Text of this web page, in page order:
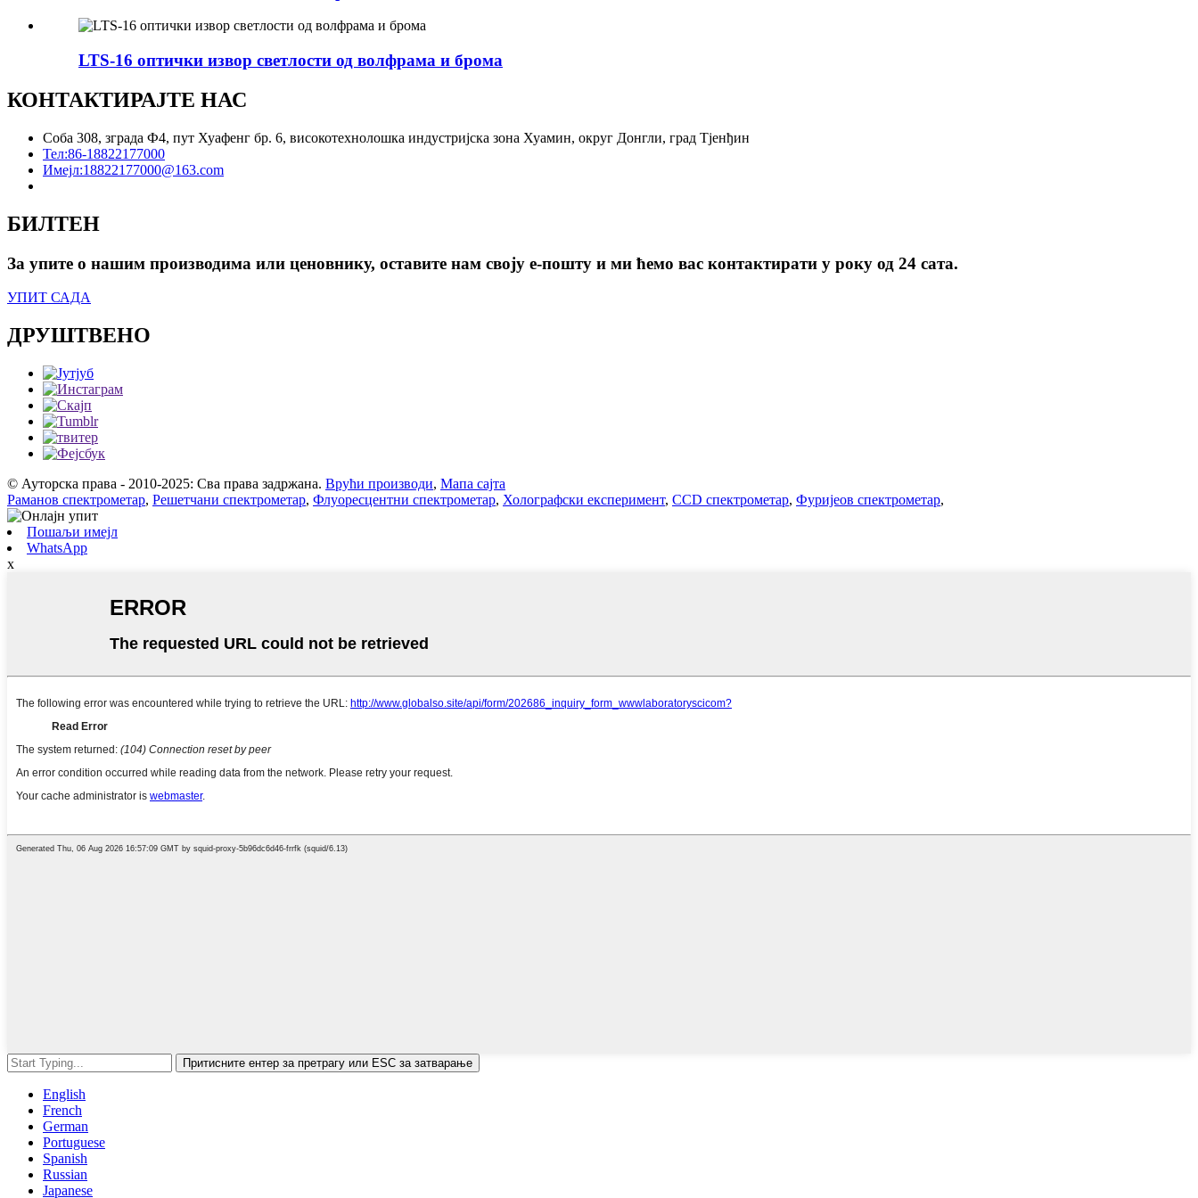
LTS-16 оптички извор светлости од волфрама и брома
КОНТАКТИРАЈТЕ НАС
Соба 308, зграда Ф4, пут Хуафенг бр. 6, високотехнолошка индустријска зона Хуамин, округ Донгли, град Тјенђин
Тел:86-18822177000
Имејл:18822177000@163.com
БИЛТЕН
За упите о нашим производима или ценовнику, оставите нам своју е-пошту и ми ћемо вас контактирати у року од 24 сата.
УПИТ САДА
ДРУШТВЕНО
© Ауторска права - 2010-2025: Сва права задржана. Врући производи, Мапа сајта
Раманов спектрометар, Решетчани спектрометар, Флуоресцентни спектрометар, Холографски експеримент, CCD спектрометар, Фуријеов спектрометар,
Пошаљи имејл
WhatsApp
x
Притисните ентер за претрагу или ESC за затварање
English
French
German
Portuguese
Spanish
Russian
Japanese